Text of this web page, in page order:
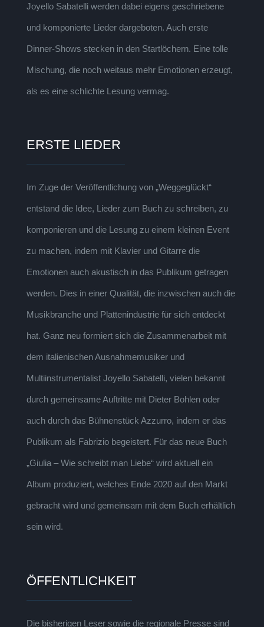
Joyello Sabatelli werden dabei eigens geschriebene
und komponierte Lieder dargeboten. Auch erste
Dinner-Shows stecken in den Startlöchern. Eine tolle
Mischung, die noch weitaus mehr Emotionen erzeugt,
als es eine schlichte Lesung vermag.
ERSTE LIEDER
Im Zuge der Veröffentlichung von „Weggeglückt“
entstand die Idee, Lieder zum Buch zu schreiben, zu
komponieren und die Lesung zu einem kleinen Event
zu machen, indem mit Klavier und Gitarre die
Emotionen auch akustisch in das Publikum getragen
werden. Dies in einer Qualität, die inzwischen auch die
Musikbranche und Plattenindustrie für sich entdeckt
hat. Ganz neu formiert sich die Zusammenarbeit mit
dem italienischen Ausnahmemusiker und
Multiinstrumentalist Joyello Sabatelli, vielen bekannt
durch gemeinsame Auftritte mit Dieter Bohlen oder
auch durch das Bühnenstück Azzurro, indem er das
Publikum als Fabrizio begeistert. Für das neue Buch
„Giulia – Wie schreibt man Liebe“ wird aktuell ein
Album produziert, welches Ende 2020 auf den Markt
gebracht wird und gemeinsam mit dem Buch erhältlich
sein wird.
ÖFFENTLICHKEIT
Die bisherigen Leser sowie die regionale Presse sind